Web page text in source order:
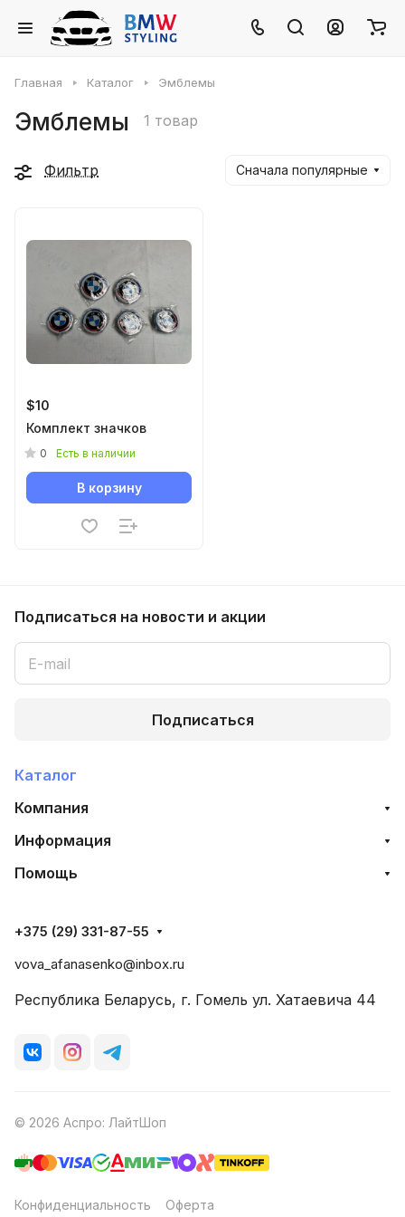
Главная Каталог Эмблемы
Эмблемы 1 товар
Фильтр Сначала популярные
$10
Комплект значков
0 Есть в наличии
В корзину
Подписаться на новости и акции
Подписаться
Каталог
Компания
Информация
Помощь
+375 (29) 331-87-55
vova_afanasenko@inbox.ru
Республика Беларусь, г. Гомель ул. Хатаевича 44
© 2026 Аспро: ЛайтШоп
Конфиденциальность Оферта